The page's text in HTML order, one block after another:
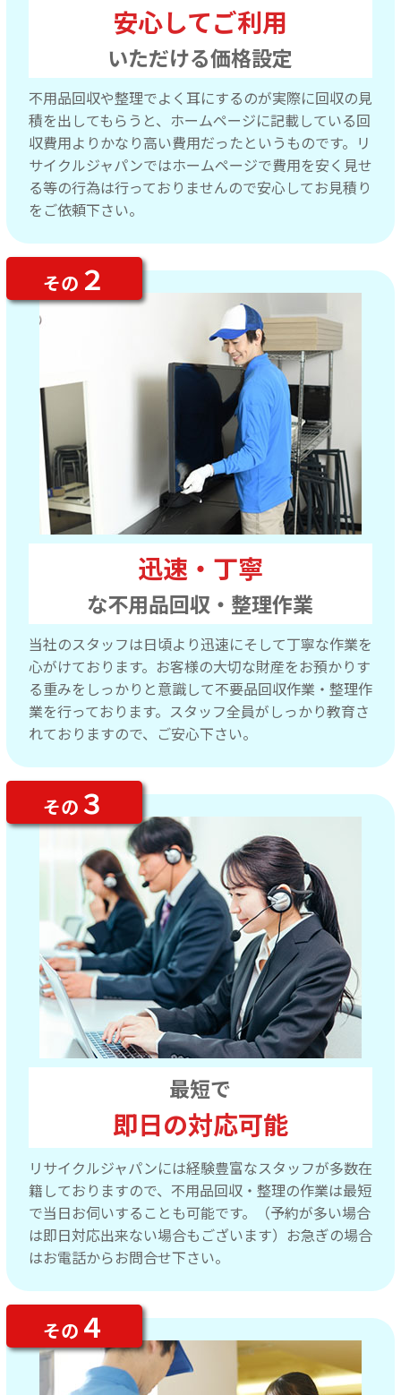
安心してご利用
いただける価格設定
不用品回収や整理でよく耳にするのが実際に回収の見
積を出してもらうと、ホームページに記載している回
収費用よりかなり高い費用だったというものです。リ
サイクルジャパンではホームページで費用を安く見せ
る等の行為は行っておりませんので安心してお見積り
をご依頼下さい。
迅速・丁寧
な不用品回収・整理作業
当社のスタッフは日頃より迅速にそして丁寧な作業を
心がけております。お客様の大切な財産をお預かりす
る重みをしっかりと意識して不要品回収作業・整理作
業を行っております。スタッフ全員がしっかり教育さ
れておりますので、ご安心下さい。
その ２
最短で
即日の対応可能
リサイクルジャパンには経験豊富なスタッフが多数在
籍しておりますので、不用品回収・整理の作業は最短
で当日お伺いすることも可能です。（予約が多い場合
は即日対応出来ない場合もございます）お急ぎの場合
はお電話からお問合せ下さい。
その ３
その ４